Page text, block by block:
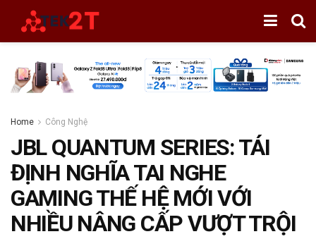
Home Công Nghệ
JBL QUANTUM SERIES: TÁI
ĐỊNH NGHĨA TAI NGHE
GAMING THẾ HỆ MỚI VỚI
NHIỀU NÂNG CẤP VƯỢT TRỘI